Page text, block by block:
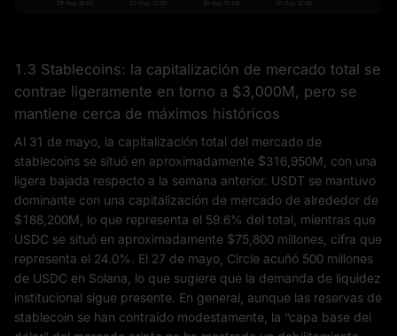
1.3 Stablecoins: la capitalización de mercado total se
contrae ligeramente en torno a $3,000M, pero se
mantiene cerca de máximos históricos
Al 31 de mayo, la capitalización total del mercado de
stablecoins se situó en aproximadamente $316,950M, con una
ligera bajada respecto a la semana anterior. USDT se mantuvo
dominante con una capitalización de mercado de alrededor de
$188,200M, lo que representa el 59.6% del total, mientras que
USDC se situó en aproximadamente $75,800 millones, cifra que
representa el 24.0%. El 27 de mayo, Circle acuñó 500 millones
de USDC en Solana, lo que sugiere que la demanda de liquidez
institucional sigue presente. En general, aunque las reservas de
stablecoin se han contraído modestamente, la “capa base del